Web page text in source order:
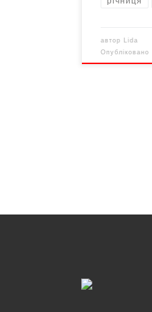
автор Lida
Опубліковано